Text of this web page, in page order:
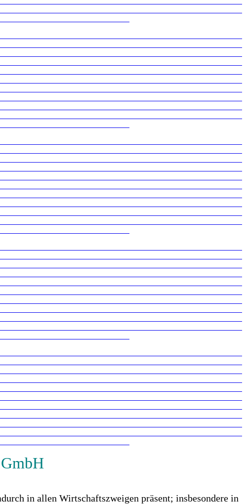
in allen Wirtschaftszweigen präsent; insbesondere in